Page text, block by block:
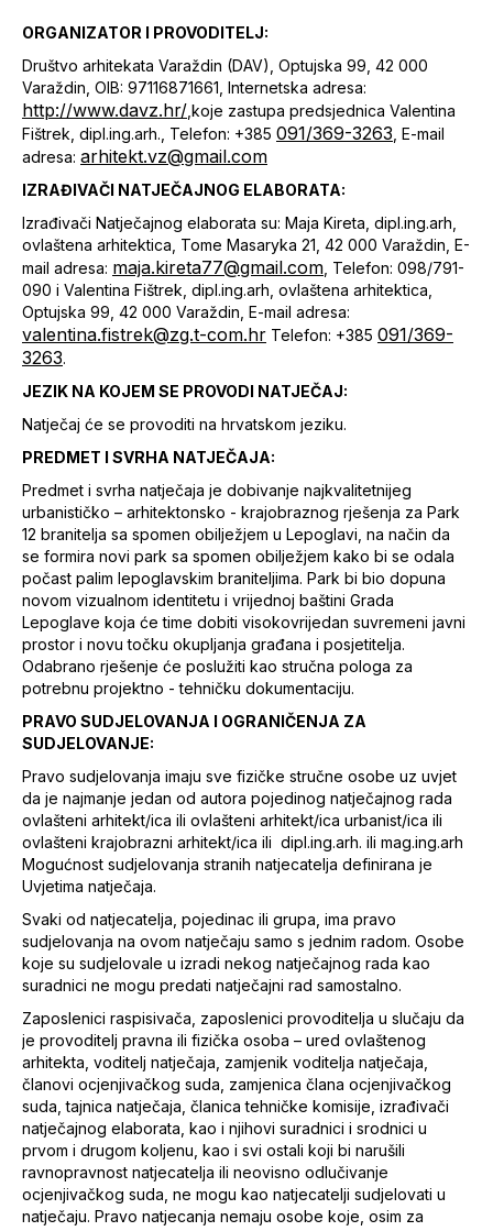
ORGANIZATOR I PROVODITELJ:
Društvo arhitekata Varaždin (DAV), Optujska 99, 42 000
Varaždin, OIB: 97116871661, Internetska adresa:
http://www.davz.hr/ ,koje zastupa predsjednica Valentina
Fištrek, dipl.ing.arh., Telefon: +385 091/369-3263 , E-mail
adresa: arhitekt.vz@gmail.com
IZRAĐIVAČI NATJEČAJNOG ELABORATA:
Izrađivači Natječajnog elaborata su: Maja Kireta, dipl.ing.arh,
ovlaštena arhitektica, Tome Masaryka 21, 42 000 Varaždin, E-
mail adresa: maja.kireta77@gmail.com , Telefon: 098/791-
090 i Valentina Fištrek, dipl.ing.arh, ovlaštena arhitektica,
Optujska 99, 42 000 Varaždin, E-mail adresa:
valentina.fistrek@zg.t-com.hr Telefon: +385 091/369-
3263.
JEZIK NA KOJEM SE PROVODI NATJEČAJ:
Natječaj će se provoditi na hrvatskom jeziku.
PREDMET I SVRHA NATJEČAJA:
Predmet i svrha natječaja je dobivanje najkvalitetnijeg
urbanističko – arhitektonsko - krajobraznog rješenja za Park
12 branitelja sa spomen obilježjem u Lepoglavi, na način da
se formira novi park sa spomen obilježjem kako bi se odala
počast palim lepoglavskim braniteljima. Park bi bio dopuna
novom vizualnom identitetu i vrijednoj baštini Grada
Lepoglave koja će time dobiti visokovrijedan suvremeni javni
prostor i novu točku okupljanja građana i posjetitelja.
Odabrano rješenje će poslužiti kao stručna pologa za
potrebnu projektno - tehničku dokumentaciju.
PRAVO SUDJELOVANJA I OGRANIČENJA ZA
SUDJELOVANJE:
Pravo sudjelovanja imaju sve fizičke stručne osobe uz uvjet
da je najmanje jedan od autora pojedinog natječajnog rada
ovlašteni arhitekt/ica ili ovlašteni arhitekt/ica urbanist/ica ili
ovlašteni krajobrazni arhitekt/ica ili dipl.ing.arh. ili mag.ing.arh
Mogućnost sudjelovanja stranih natjecatelja definirana je
Uvjetima natječaja.
Svaki od natjecatelja, pojedinac ili grupa, ima pravo
sudjelovanja na ovom natječaju samo s jednim radom. Osobe
koje su sudjelovale u izradi nekog natječajnog rada kao
suradnici ne mogu predati natječajni rad samostalno.
Zaposlenici raspisivača, zaposlenici provoditelja u slučaju da
je provoditelj pravna ili fizička osoba – ured ovlaštenog
arhitekta, voditelj natječaja, zamjenik voditelja natječaja,
članovi ocjenjivačkog suda, zamjenica člana ocjenjivačkog
suda, tajnica natječaja, članica tehničke komisije, izrađivači
natječajnog elaborata, kao i njihovi suradnici i srodnici u
prvom i drugom koljenu, kao i svi ostali koji bi narušili
ravnopravnost natjecatelja ili neovisno odlučivanje
ocjenjivačkog suda, ne mogu kao natjecatelji sudjelovati u
natječaju. Pravo natjecanja nemaju osobe koje, osim za